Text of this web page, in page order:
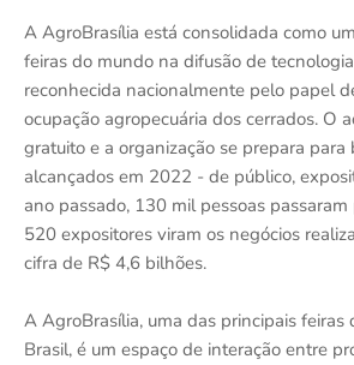
A AgroBrasília está consolidada como
feiras do mundo na difusão de
reconhecida nacionalmente pelo papel
ocupação agropecuária dos cerrados. O
gratuito e a organização se prepara para
alcançados em 2022 - de público,
ano passado, 130 mil pessoas
520 expositores viram os negócios
cifra de R$ 4,6 bilhões.
A AgroBrasília, uma das principais feiras
Brasil, é um espaço de interação entre